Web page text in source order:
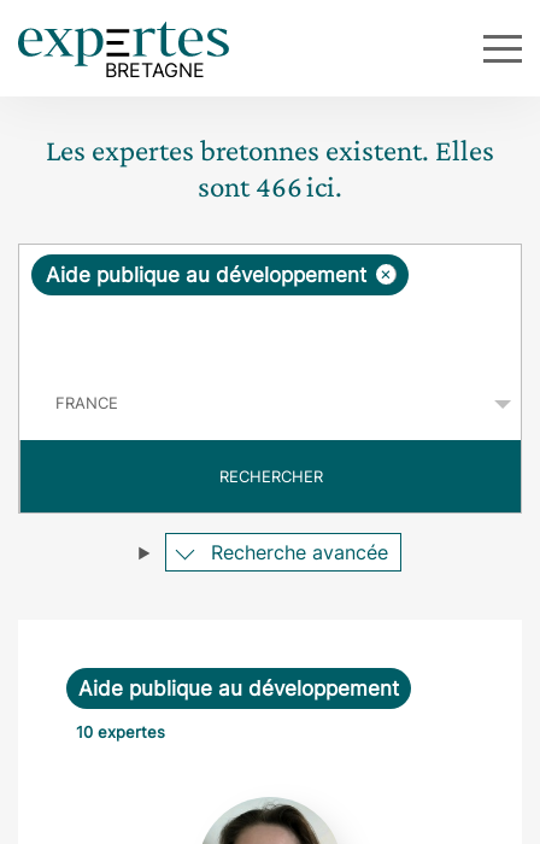
Les expertes bretonnes existent. Elles
sont466ici.
R
ê
e
×
Aide publique au développement
RECHERCHER
Recherche avancée
Aide publique au développement
10 expertes
Julia
Heres